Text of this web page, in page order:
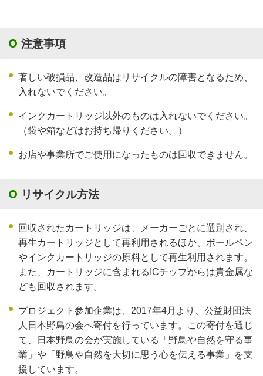
注意事項
著しい破損品、改造品はリサイクルの障害となるため、
入れないでください。
インクカートリッジ以外のものは入れないでください。
（袋や箱などはお持ち帰りください。）
お店や事業所でご使用になったものは回収できません。
リサイクル方法
回収されたカートリッジは、メーカーごとに選別され、
再生カートリッジとして再利用されるほか、ボールペン
やインクカートリッジの原料として再生利用されます。
また、カートリッジに含まれるICチップからは貴金属な
ども回収されます。
プロジェクト参加企業は、2017年4月より、公益財団法
人日本野鳥の会へ寄付を行っています。この寄付を通じ
て、日本野鳥の会が実施している「野鳥や自然を守る事
業」や「野鳥や自然を大切に思う心を伝える事業」を支
援しています。